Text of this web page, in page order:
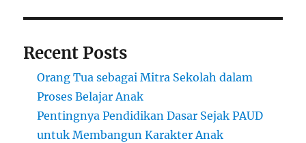
Recent Posts
Orang Tua sebagai Mitra Sekolah dalam
Proses Belajar Anak
Pentingnya Pendidikan Dasar Sejak PAUD
untuk Membangun Karakter Anak